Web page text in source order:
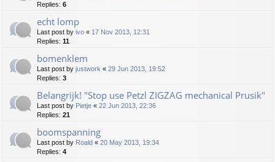
Replies: 6
echt lomp
Last post by ivo « 17 Nov 2013, 12:31
Replies: 11
bomenklem
Last post by justwork « 29 Jun 2013, 19:52
Replies: 3
Belangrijk! "Stop use Petzl ZIGZAG mechanical Prusik"
Last post by Pietje « 22 Jun 2013, 22:36
Replies: 21
boomspanning
Last post by Roald « 20 May 2013, 19:34
Replies: 4